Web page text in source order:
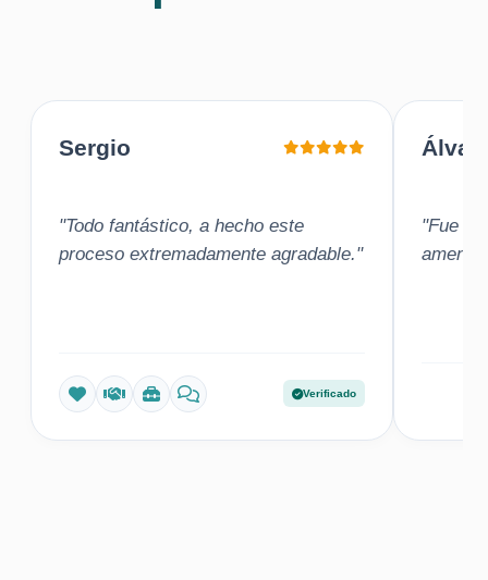
Sergio
"Todo fantástico, a hecho este
proceso extremadamente agradable."
Verificado
"Fue
amena"